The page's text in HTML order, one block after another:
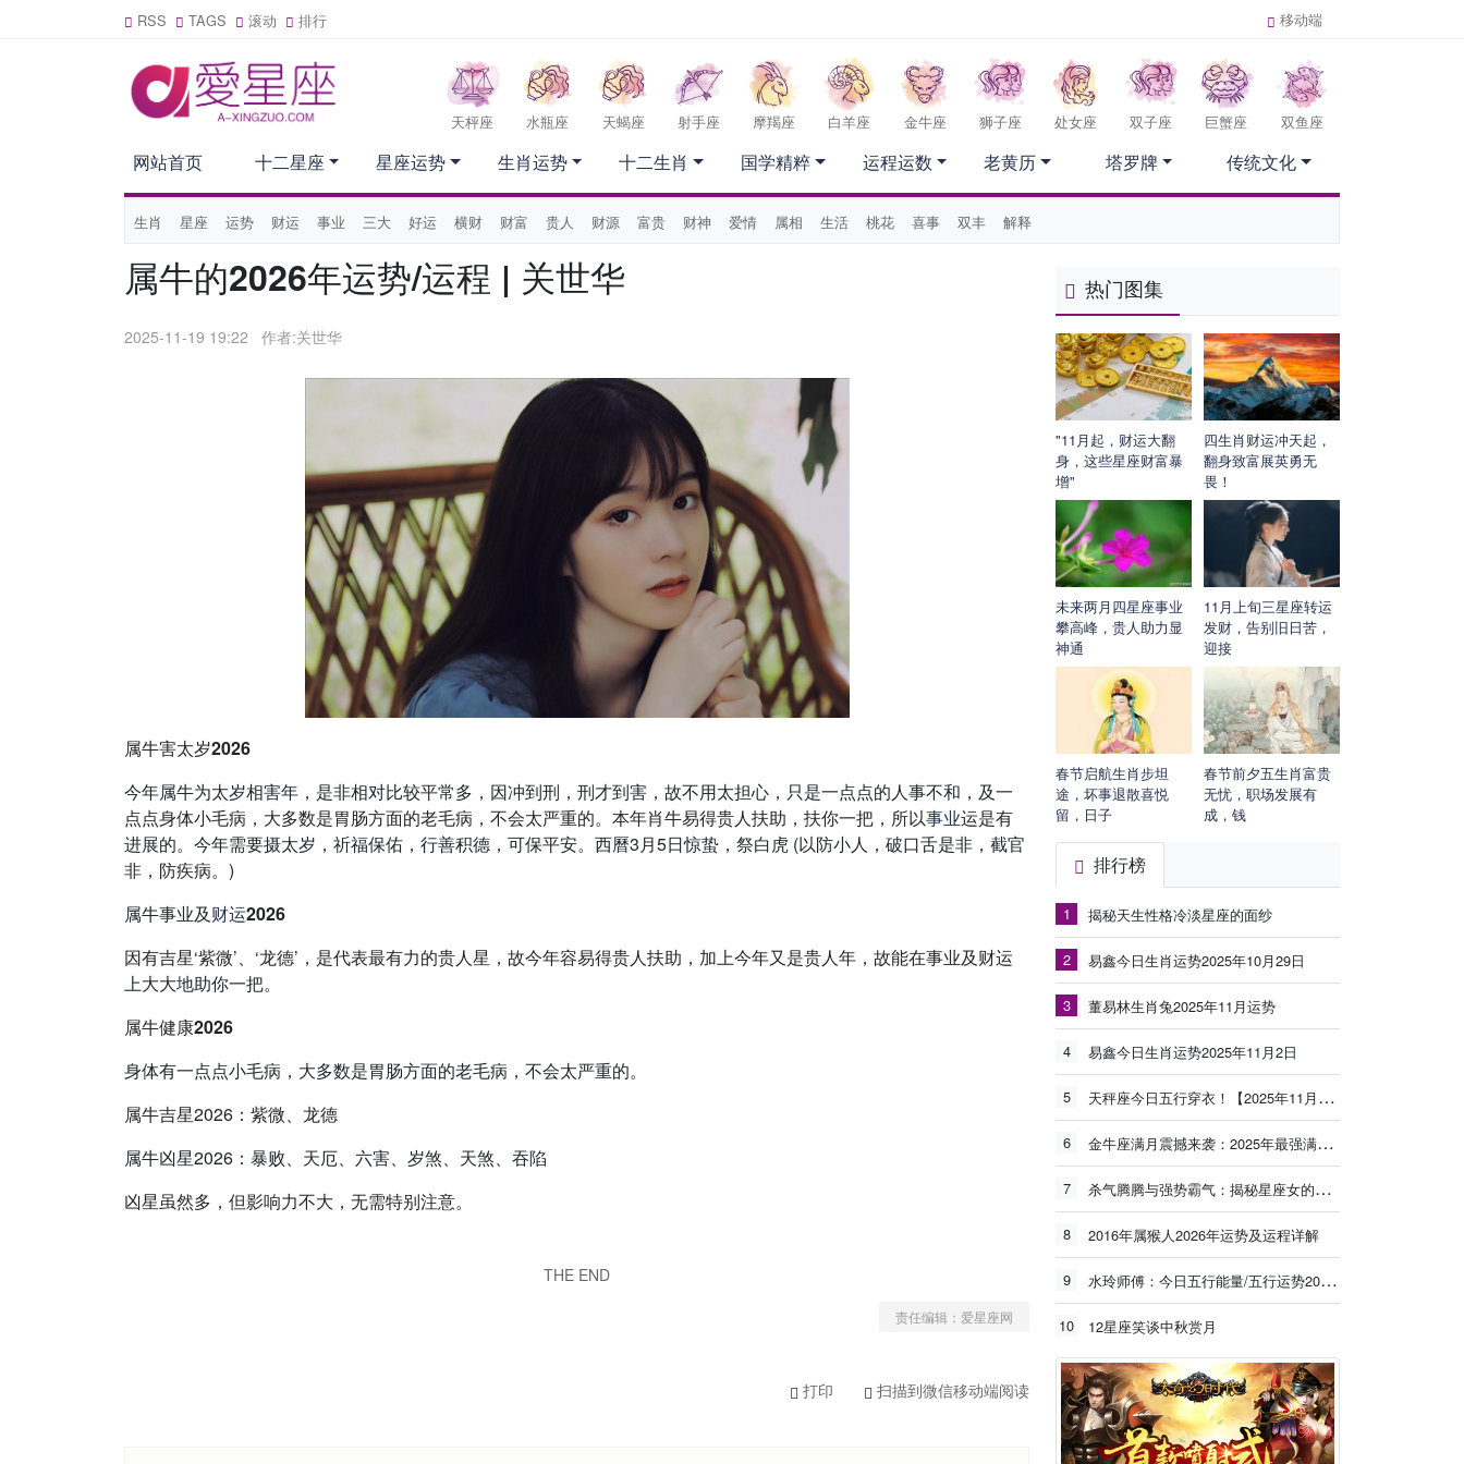
RSS TAGS 滚动 排行 移动端
天枰座 水瓶座 天蝎座 射手座 摩羯座 白羊座 金牛座 狮子座 处女座 双子座 巨蟹座 双鱼座
网站首页
生肖 星座 运势 财运 事业 三大 好运 横财 财富 贵人 财源 富贵 财神 爱情 属相 生活 桃花 喜事 双丰 解释
十二星座 星座运势 生肖运势 十二生肖 国学精粹 运程运数 老黄历 塔罗牌 传统文化
属牛的2026年运势/运程 | 关世华
2025-11-19 19:22 作者:关世华
属牛害太岁2026
今年属牛为太岁相害年，是非相对比较平常多，因冲到刑，刑才到害，故不用太担心，只是一点点的人事不和，及一
点点身体小毛病，大多数是胃肠方面的老毛病，不会太严重的。本年肖牛易得贵人扶助，扶你一把，所以事业运是有
进展的。今年需要摄太岁，祈福保佑，行善积德，可保平安。西曆3月5日惊蛰，祭白虎 (以防小人，破口舌是非，截官
非，防疾病。)
属牛事业及财运2026
因有吉星‘紫微’、‘龙德’，是代表最有力的贵人星，故今年容易得贵人扶助，加上今年又是贵人年，故能在事业及财运
上大大地助你一把。
属牛健康2026
身体有一点点小毛病，大多数是胃肠方面的老毛病，不会太严重的。
属牛吉星2026：紫微、龙德
属牛凶星2026：暴败、天厄、六害、岁煞、天煞、吞陷
凶星虽然多，但影响力不大，无需特别注意。
THE END
责任编辑：爱星座网
打印 扫描到微信移动端阅读
热门图集
"11月起，财运大翻
身，这些星座财富暴
增"
四生肖财运冲天起，
翻身致富展英勇无
畏！
未来两月四星座事业
攀高峰，贵人助力显
神通
11月上旬三星座转运
发财，告别旧日苦，
迎接
春节启航生肖步坦
途，坏事退散喜悦
留，日子
春节前夕五生肖富贵
无忧，职场发展有
成，钱
排行榜
1 揭秘天生性格冷淡星座的面纱
2 易鑫今日生肖运势2025年10月29日
3 董易林生肖兔2025年11月运势
4 易鑫今日生肖运势2025年11月2日
5 天秤座今日五行穿衣！【2025年11月3日】
6 金牛座满月震撼来袭：2025年最强满月能量冲击旧有模式，新的丰盛正在生长！
7 杀气腾腾与强势霸气：揭秘星座女的独特魅力
8 2016年属猴人2026年运势及运程详解
9 水玲师傅：今日五行能量/五行运势2025年11月17日
10 12星座笑谈中秋赏月